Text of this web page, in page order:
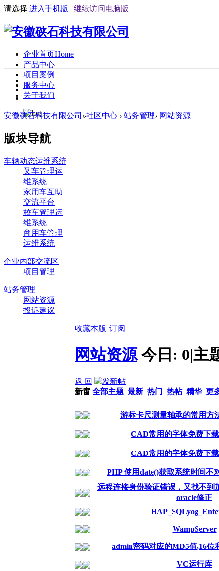
请选择 进入手机版 | 继续访问电脑版
企业首页Home
产品中心
项目案例
服务中心
关于我们
安徽硖石科技有限公司 »社区中心 › 站务管理› 网站资源
版块导航
车辆动态运维系统
叉车管理运
维系统
家用车互助
交流平台
校车管理运
维系统
商用车管理
运维系统
企业内部交流区
项目管理
站务管理
网站资源
投诉建议
收藏本版 |订阅
网站资源 今日: 0|主
返 回
新窗 全部主题 最新 热门 热帖 精华 更
游标卡尺测量轴承的常用方
CAD常用的字体免费下
CAD常用的字体免费下
PHP 使用date()获取系统时间不
远程连接身份验证错误，又找不到
oracle修正
WampServer
admin密码对应的MD5值,16位
VC运行库